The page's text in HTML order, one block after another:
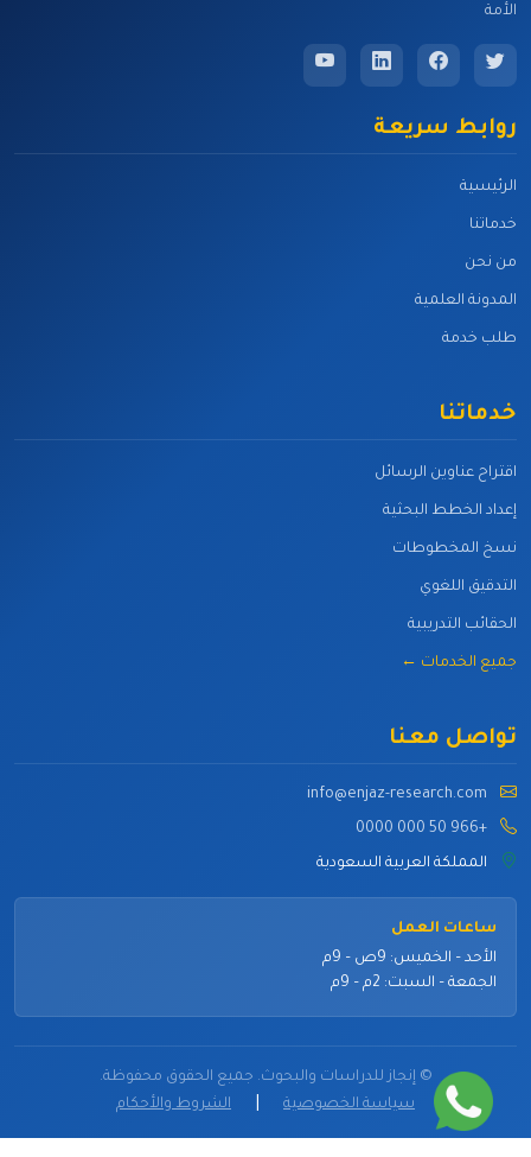
الأمة
روابط سريعة
الرئيسية
خدماتنا
من نحن
المدونة العلمية
طلب خدمة
خدماتنا
اقتراح عناوين الرسائل
إعداد الخطط البحثية
نسخ المخطوطات
التدقيق اللغوي
الحقائب التدريبية
جميع الخدمات ←
تواصل معنا
info@enjaz-research.com
+966 50 000 0000
المملكة العربية السعودية
ساعات العمل
الأحد – الخميس: 9ص – 9م
الجمعة – السبت: 2م – 9م
©إنجاز للدراسات والبحوث. جميع الحقوق محفوظة.
سياسة الخصوصية
الشروط والأحكام